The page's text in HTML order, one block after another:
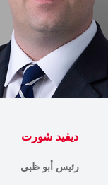
ديفيد شورت
رئيس أبو ظبي